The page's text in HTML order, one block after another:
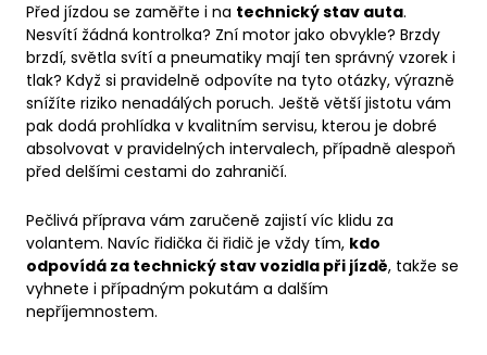
Před jízdou se zaměřte i na technický stav auta.
Nesvítí žádná kontrolka? Zní motor jako obvykle? Brzdy
brzdí, světla svítí a pneumatiky mají ten správný vzorek i
tlak? Když si pravidelně odpovíte na tyto otázky, výrazně
snížíte riziko nenadálých poruch. Ještě větší jistotu vám
pak dodá prohlídka v kvalitním servisu, kterou je dobré
absolvovat v pravidelných intervalech, případně alespoň
před delšími cestami do zahraničí.
Pečlivá příprava vám zaručeně zajistí víc klidu za
volantem. Navíc řidička či řidič je vždy tím, kdo
odpovídá za technický stav vozidla při jízdě, takže se
vyhnete i případným pokutám a dalším
nepříjemnostem.